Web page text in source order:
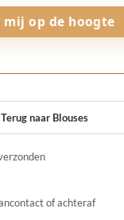
Terug naar Blouses
of achteraf